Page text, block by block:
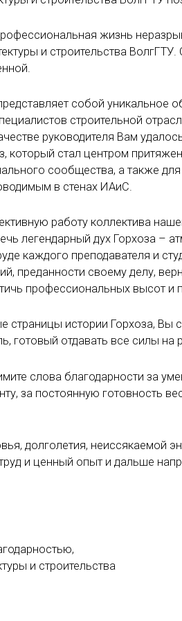
жизнь
и строительства
собой уникальное
строительной
руководителя Вам
который стал центром
сообщества, а также
в стенах ИАиС.
работу коллектива
легендарный дух Горхоза –
каждого преподавателя и
преданности своему делу,
профессиональных высот и
страницы истории Горхоза, Вы
готовый отдавать все силы на
слова благодарности за
за постоянную готовность
долголетия, неиссякаемой
и ценный опыт и дальше
и строительства